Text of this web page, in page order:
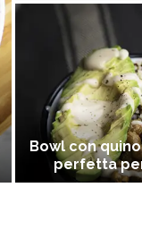
Bowl con
perfetta